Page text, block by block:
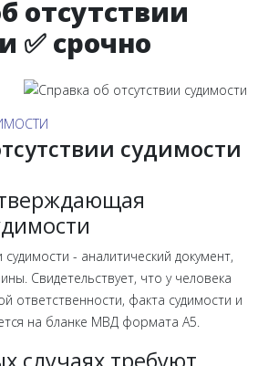
отсутствии
✅ срочно
судимости
- аналитический документ,
Свидетельствует, что у человека
ответственности, факта судимости и
на бланке МВД формата А5.